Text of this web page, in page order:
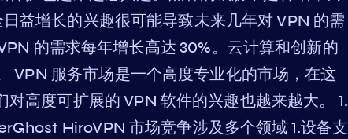
益增长的兴趣很可能导致未来几年对 VPN 的需
的需求每年增长高达 30%。云计算和创新的
VPN 服务市场是一个高度专业化的市场，在这
高度可扩展的 VPN 软件的兴趣也越来越大。 1.
HiroVPN 市场竞争涉及多个领域 1.设备支